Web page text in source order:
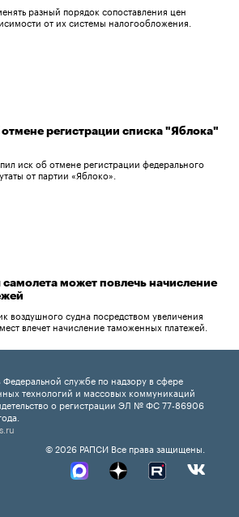
разный порядок сопоставления цен
от их системы налогообложения.
регистрации списка "Яблока"
иск об отмене регистрации федерального
от партии «Яблоко».
может повлечь начисление
воздушного судна посредством увеличения
влечет начисление таможенных платежей.
службе по надзору в сфере
технологий и массовых коммуникаций
о регистрации ЭЛ № ФС 77-86906
© 2026 РАПСИ Все права защищены.